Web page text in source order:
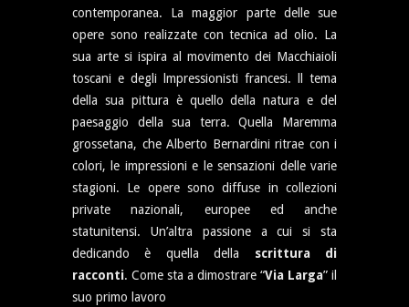
contemporanea. La maggior parte delle sue
opere sono realizzate con tecnica ad olio. La
sua arte si ispira al movimento dei Macchiaioli
toscani e degli lmpressionisti francesi. ll tema
della sua pittura è quello della natura e del
paesaggio della sua terra. Quella Maremma
grossetana, che Alberto Bernardini ritrae con i
colori, le impressioni e le sensazioni delle varie
stagioni. Le opere sono diffuse in collezioni
private nazionali, europee ed anche
statunitensi. Un’altra passione a cui si sta
dedicando è quella della scrittura di
racconti. Come sta a dimostrare “Via Larga” il
suo primo lavoro